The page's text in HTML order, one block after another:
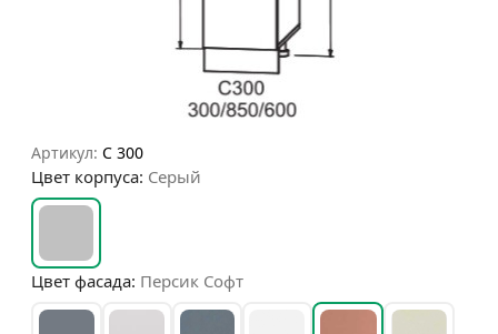
Артикул: С 300
Цвет корпуса: Серый
Цвет фасада: Персик Софт